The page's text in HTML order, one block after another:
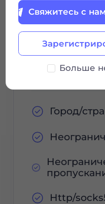
достоверности
Город/
Http/
Свяжитесь с
Больше